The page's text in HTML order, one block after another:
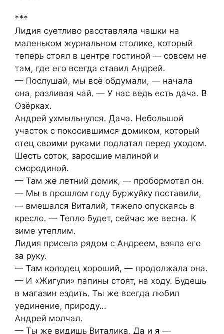
***
Лидия суетливо расставляла чашки на
маленьком журнальном столике, который
теперь стоял в центре гостиной — совсем не
там, где его всегда ставил Андрей.
— Послушай, мы всё обдумали, — начала
она, разливая чай. — У нас ведь есть дача. В
Озёрках.
Андрей ухмыльнулся. Дача. Небольшой
участок с покосившимся домиком, который
отец своими руками подлатал перед уходом.
Шесть соток, заросшие малиной и
смородиной.
— Там же летний домик, — пробормотал он.
— Мы в прошлом году буржуйку поставили,
— вмешался Виталий, тяжело опускаясь в
кресло. — Тепло будет, сейчас же весна. К
зиме утеплим.
Лидия присела рядом с Андреем, взяла его
за руку.
— Там колодец хороший, — продолжала она.
— И «Жигули» папины стоят, на ходу. Будешь
в магазин ездить. Ты же всегда любил
уединение, природу…
Андрей молчал.
— Ты же видишь Виталика. Да и я —